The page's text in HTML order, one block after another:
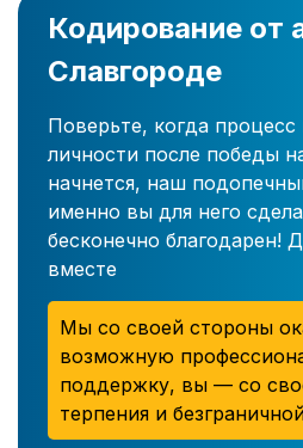
Кодирование от
Славгороде
Поверьте, когда
личности после победы
начнется, наш
именно вы для него
бесконечно благодарен!
вместе
Мы со своей стороны
возможную
поддержку, вы — со
терпения и